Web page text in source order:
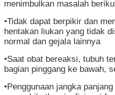
療
材
首
menimbulkan masalah
•Tidak dapat berpikir dan
hentakan liukan yang tidak
normal dan gejala lainnya
•Saat obat bereaksi, tubuh
bagian pinggang ke bawah,
•Penggunaan jangka